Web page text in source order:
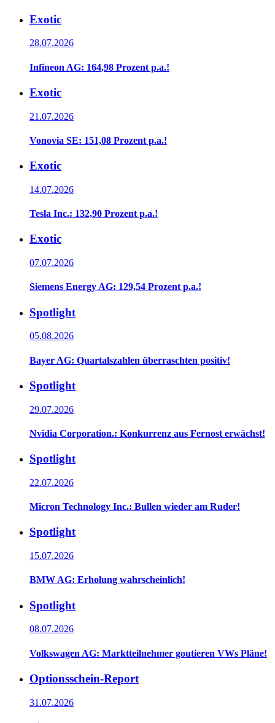
Exotic
28.07.2026
Infineon AG: 164,98 Prozent p.a.!
Exotic
21.07.2026
Vonovia SE: 151,08 Prozent p.a.!
Exotic
14.07.2026
Tesla Inc.: 132,90 Prozent p.a.!
Exotic
07.07.2026
Siemens Energy AG: 129,54 Prozent p.a.!
Spotlight
05.08.2026
Bayer AG: Quartalszahlen überraschten positiv!
Spotlight
29.07.2026
Nvidia Corporation.: Konkurrenz aus Fernost erwächst!
Spotlight
22.07.2026
Micron Technology Inc.: Bullen wieder am Ruder!
Spotlight
15.07.2026
BMW AG: Erholung wahrscheinlich!
Spotlight
08.07.2026
Volkswagen AG: Marktteilnehmer goutieren VWs Pläne!
Optionsschein-Report
31.07.2026